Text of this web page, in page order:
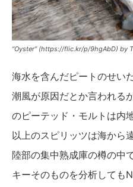
“Oyster” (https://flic.kr/p/9hgAbD) by
海水を含んだピートのせい
潮風が原因だとか言われる
のピーテッド・モルトは内
以上のスピリッツは海から
陸部の集中熟成庫の樽の中
キーそのものを分析しても